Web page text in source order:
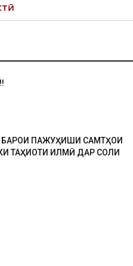
ПАЖУҲИШИ САМТҲОИ
ТАҲҚИҚОТИ ИЛМӢ ДАР СОЛИ